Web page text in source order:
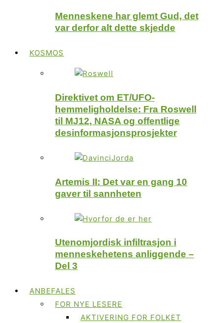
Menneskene har glemt Gud, det
var derfor alt dette skjedde
KOSMOS
Direktivet om ET/UFO-
hemmeligholdelse: Fra Roswell
til MJ12, NASA og offentlige
desinformasjonsprosjekter
Artemis II: Det var en gang 10
gaver til sannheten
Utenomjordisk infiltrasjon i
menneskehetens anliggende –
Del 3
ANBEFALES
FOR NYE LESERE
AKTIVERING FOR FOLKET